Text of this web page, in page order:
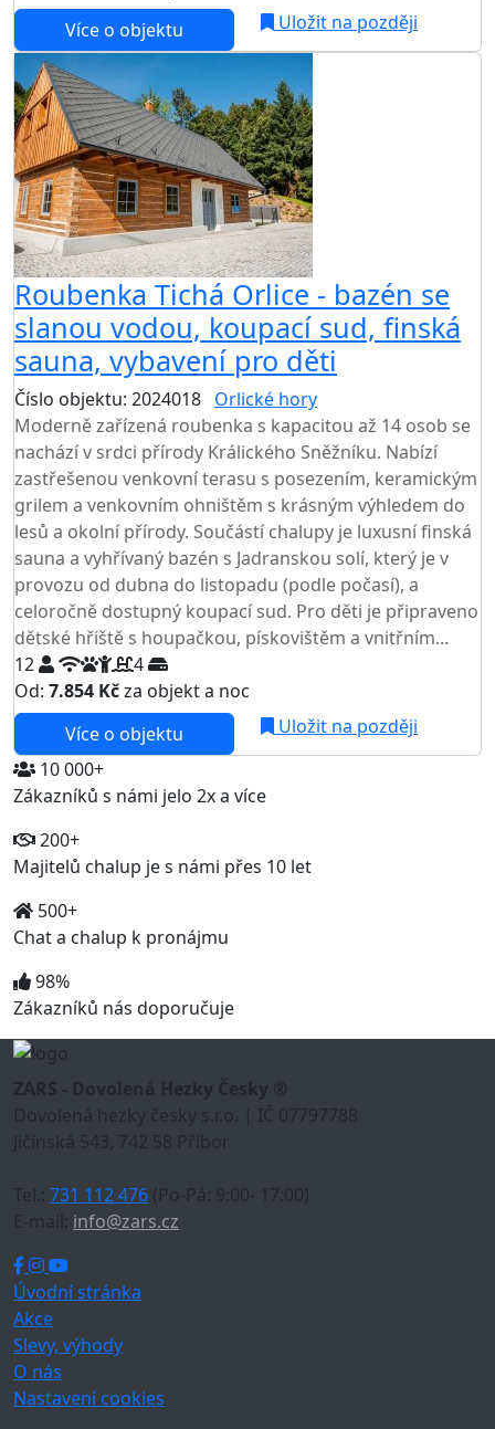
Více o objektu
Uložit na později
Roubenka Tichá Orlice - bazén se
slanou vodou, koupací sud, finská
sauna, vybavení pro děti
Číslo objektu: 2024018 Orlické hory
Moderně zařízená roubenka s kapacitou až 14 osob se
nachází v srdci přírody Králického Sněžníku. Nabízí
zastřešenou venkovní terasu s posezením, keramickým
grilem a venkovním ohništěm s krásným výhledem do
lesů a okolní přírody. Součástí chalupy je luxusní finská
sauna a vyhřívaný bazén s Jadranskou solí, který je v
provozu od dubna do listopadu (podle počasí), a
celoročně dostupný koupací sud. Pro děti je připraveno
dětské hřiště s houpačkou, pískovištěm a vnitřním...
12
4
Od: 7.854 Kčza objekt a noc
Více o objektu
Uložit na později
10 000+
Zákazníků s námi jelo 2x a více
200+
Majitelů chalup je s námi přes 10 let
500+
Chat a chalup k pronájmu
98%
Zákazníků nás doporučuje
ZARS - Dovolená Hezky Česky ®
Dovolená hezky česky s.r.o. | IČ 07797788
Jičínská 543, 742 58 Příbor
Tel.: 731 112 476 (Po-Pá: 9:00- 17:00)
E-mail: info@zars.cz
Úvodní stránka
Akce
Slevy, výhody
O nás
Nastavení cookies